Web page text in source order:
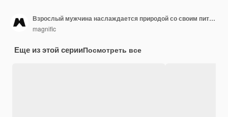
Взрослый мужчина наслаждается природой со своим питомцем
magnific
Еще из этой серииПосмотреть все